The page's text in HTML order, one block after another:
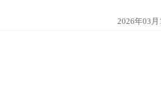
2026年03